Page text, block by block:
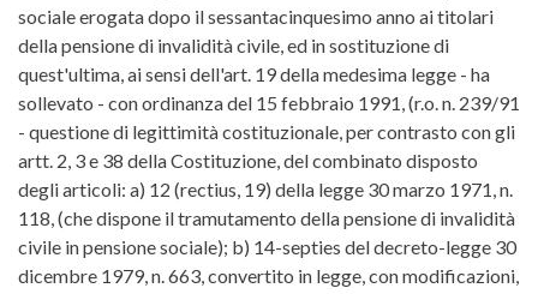
sociale erogata dopo il sessantacinquesimo anno ai titolari
della pensione di invalidità civile, ed in sostituzione di
quest'ultima, ai sensi dell'art. 19 della medesima legge - ha
sollevato - con ordinanza del 15 febbraio 1991, (r.o. n. 239/91
- questione di legittimità costituzionale, per contrasto con gli
artt. 2, 3 e 38 della Costituzione, del combinato disposto
degli articoli: a) 12 (rectius, 19) della legge 30 marzo 1971, n.
118, (che dispone il tramutamento della pensione di invalidità
civile in pensione sociale); b) 14-septies del decreto-legge 30
dicembre 1979, n. 663, convertito in legge, con modificazioni,